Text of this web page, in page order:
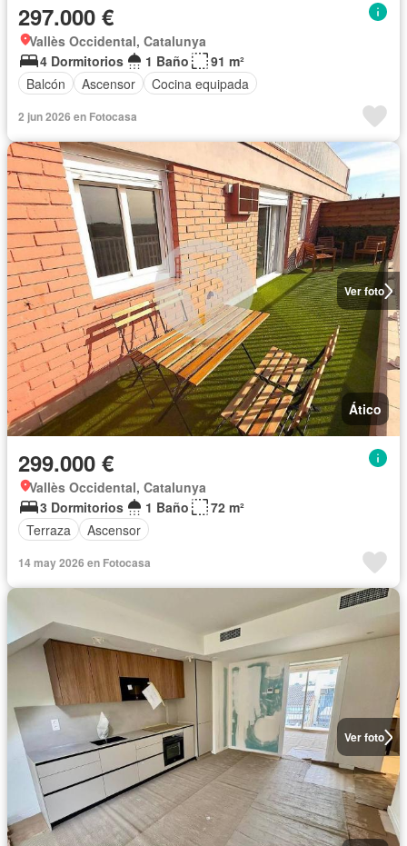
297.000 €
Vallès Occidental, Catalunya
4 Dormitorios
1 Baño
91 m²
Balcón
Ascensor Cocina equipada
2 jun 2026 en Fotocasa
Ver foto
Ático
299.000 €
Vallès Occidental, Catalunya
3 Dormitorios
1 Baño
72 m²
Terraza
Ascensor
14 may 2026 en Fotocasa
Ver foto